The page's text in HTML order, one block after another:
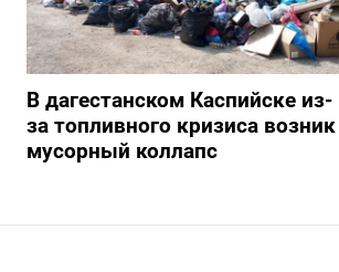
В дагестанском Каспийске из-
за топливного кризиса возник
мусорный коллапс